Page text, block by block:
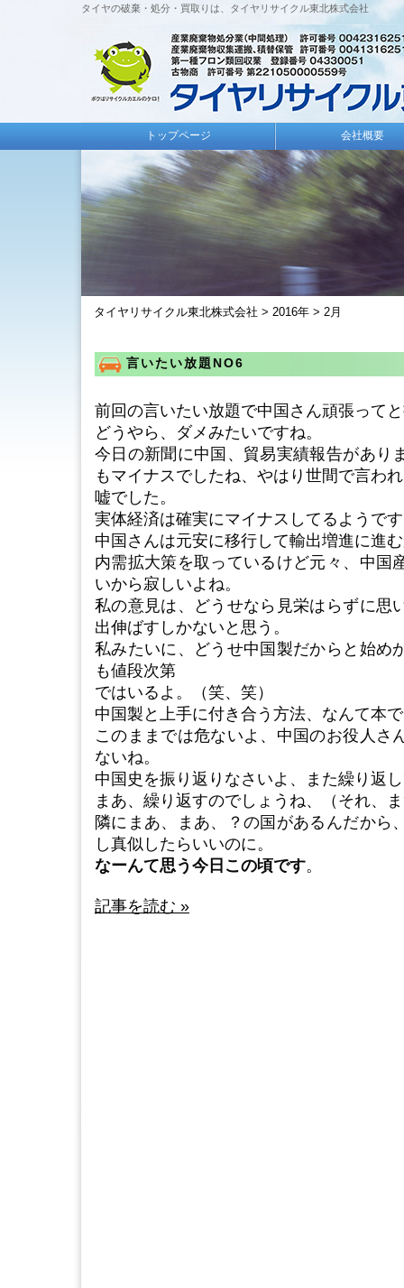
タイヤの破棄・処分・買取りは、タイヤリサイクル東北株式会社
トップページ 会社概要
タイヤリサイクル東北株式会社 > 2016年 > 2月
言いたい放題NO6
前回の言いたい放題で中国さん頑張って
どうやら、ダメみたいですね。
今日の新聞に中国、貿易実績報告があり
もマイナスでしたね、やはり世間で言わ
嘘でした。
実体経済は確実にマイナスしてるようで
中国さんは元安に移行して輸出増進に進
内需拡大策を取っているけど元々、中国
いから寂しいよね。
私の意見は、どうせなら見栄はらずに思
出伸ばすしかないと思う。
私みたいに、どうせ中国製だからと始め
も値段次第
ではいるよ。（笑、笑）
中国製と上手に付き合う方法、なんて本
このままでは危ないよ、中国のお役人さ
ないね。
中国史を振り返りなさいよ、また繰り返
まあ、繰り返すのでしょうね、（それ、
隣にまあ、まあ、？の国があるんだから
し真似したらいいのに。
なーんて思う今日この頃です。
記事を読む »